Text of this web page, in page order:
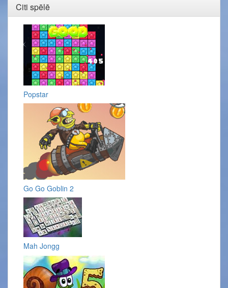
Citi spēlē
Popstar
Go Go Goblin 2
Mah Jongg